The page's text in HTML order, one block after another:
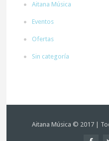
Aitana Música
Eventos
Ofertas
Sin categoría
Aitana Música © 2017 |